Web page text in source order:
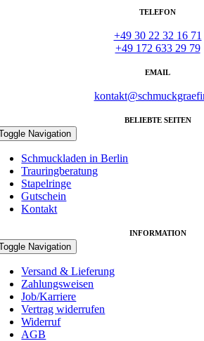
TELEFON
+49 30 22 32 16 71
+49 172 633 29 79
EMAIL
BELIEBTE SEITEN
Navigation
Schmuckladen in Berlin
Trauringberatung
Stapelringe
Gutschein
Kontakt
INFORMATION
Navigation
Versand & Lieferung
Zahlungsweisen
Job/Karriere
Vertrag widerrufen
Widerruf
AGB